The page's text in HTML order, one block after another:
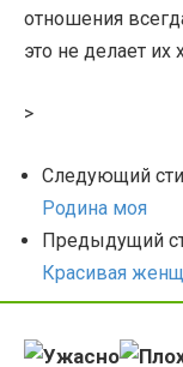
отношения
это не делает их
>
Следующий
Родина моя
Предыдущий
Красивая